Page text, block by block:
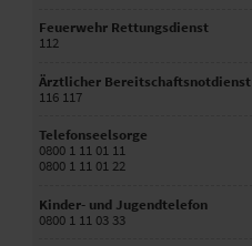
Feuerwehr Rettungsdienst
112
Ärztlicher Bereitschaftsnotdienst
116 117
Telefonseelsorge
0800 1 11 01 11
0800 1 11 01 22
Kinder- und Jugendtelefon
0800 1 11 03 33